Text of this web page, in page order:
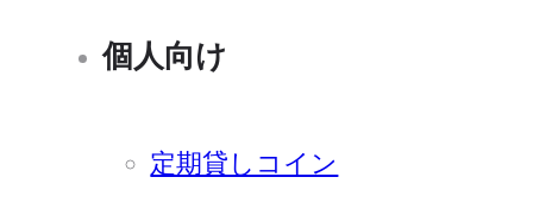
個人向け
定期貸しコイン